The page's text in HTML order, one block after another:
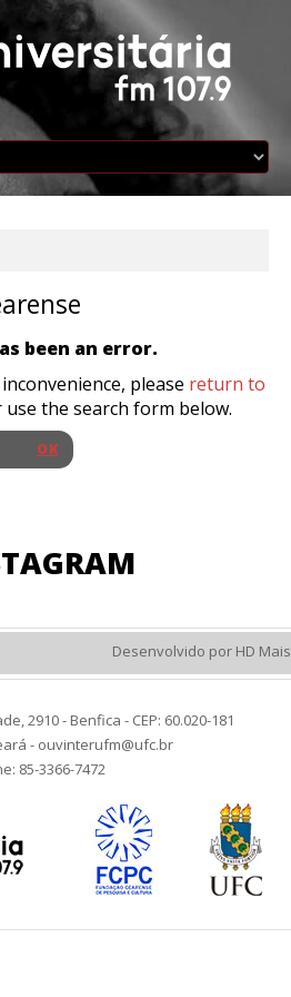
been an error.
please return to
use the search form below.
Desenvolvido por HD Mais
2910 - Benfica - CEP: 60.020-181
- ouvinterufm@ufc.br
85-3366-7472